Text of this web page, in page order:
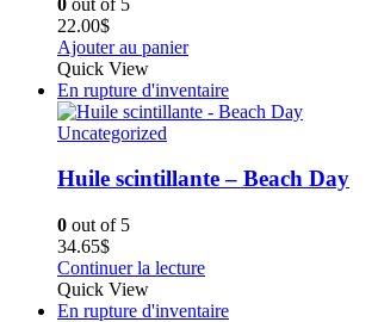
22.00$
Ajouter au panier
Quick View
En rupture d'inventaire
Uncategorized
Huile scintillante – Beach Day
0 out of 5
34.65$
Continuer la lecture
Quick View
En rupture d'inventaire